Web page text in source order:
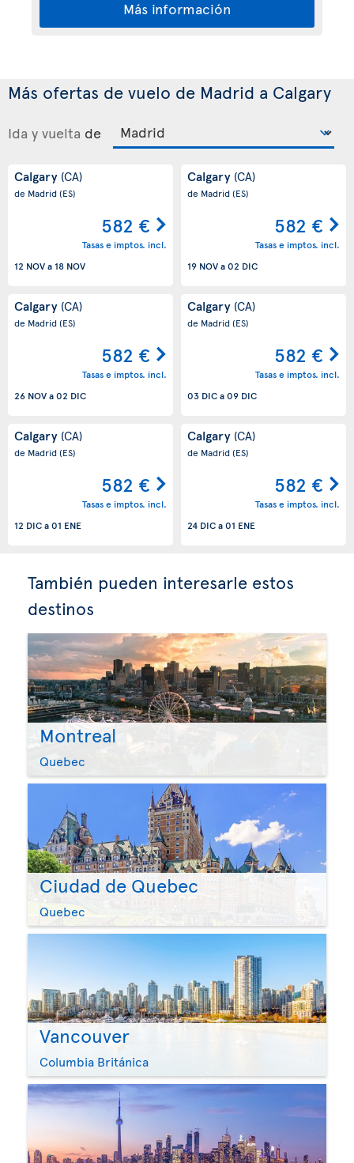
Más información
Más ofertas de vuelo de Madrid a Calgary
Ida y vuelta de
Calgary (CA)
de Madrid(ES)
582 €
Tasas e imptos. incl.
12 NOVa18 NOV
Calgary (CA)
de Madrid(ES)
582 €
Tasas e imptos. incl.
19 NOVa02 DIC
Calgary (CA)
de Madrid(ES)
582 €
Tasas e imptos. incl.
26 NOVa02 DIC
Calgary (CA)
de Madrid(ES)
582 €
Tasas e imptos. incl.
03 DICa09 DIC
Calgary (CA)
de Madrid(ES)
582 €
Tasas e imptos. incl.
12 DICa01 ENE
Calgary (CA)
de Madrid(ES)
582 €
Tasas e imptos. incl.
24 DICa01 ENE
También pueden interesarle estos
destinos
Montreal
Quebec
Ciudad de Quebec
Quebec
Vancouver
Columbia Británica